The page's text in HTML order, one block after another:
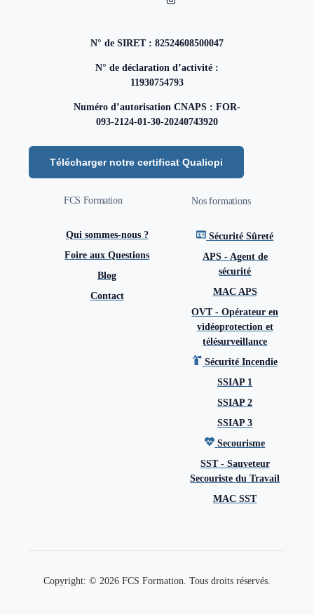
N° de SIRET : 82524608500047
N° de déclaration d’activité :
11930754793
Numéro d’autorisation CNAPS : FOR-
093-2124-01-30-20240743920
Télécharger notre certificat Qualiopi
FCS Formation
Qui sommes-nous ?
Foire aux Questions
Blog
Contact
Nos formations
Sécurité Sûreté
APS - Agent de
sécurité
MAC APS
OVT - Opérateur en
vidéoprotection et
télésurveillance
Sécurité Incendie
SSIAP 1
SSIAP 2
SSIAP 3
Secourisme
SST - Sauveteur
Secouriste du Travail
MAC SST
Copyright: © 2026 FCS Formation. Tous droits réservés.
Contact